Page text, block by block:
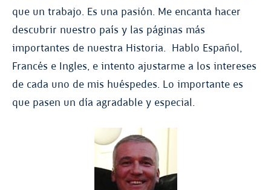
que un trabajo. Es una pasión. Me encanta hacer
descubrir nuestro país y las páginas más
importantes de nuestra Historia. Hablo Español,
Francés e Ingles, e intento ajustarme a los intereses
de cada uno de mis huéspedes. Lo importante es
que pasen un día agradable y especial.